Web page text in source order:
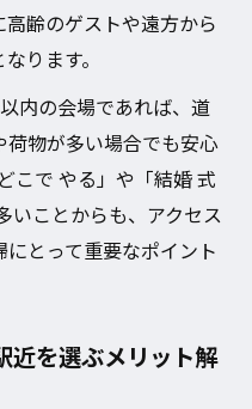
齢のゲストや遠方から
ります。
内の会場であれば、道
物が多い場合でも安心
こで やる」や「結婚 式
いことからも、アクセス
とって重要なポイント
近を選ぶメリット解